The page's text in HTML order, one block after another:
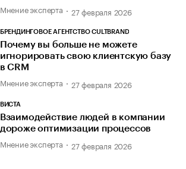
Мнение эксперта 27 февраля 2026
БРЕНДИНГОВОЕ АГЕНТСТВО CULTBRAND
Почему вы больше не можете
игнорировать свою клиентскую базу
в CRM
Мнение эксперта 27 февраля 2026
ВИСТА
Взаимодействие людей в компании
дороже оптимизации процессов
Мнение эксперта 27 февраля 2026